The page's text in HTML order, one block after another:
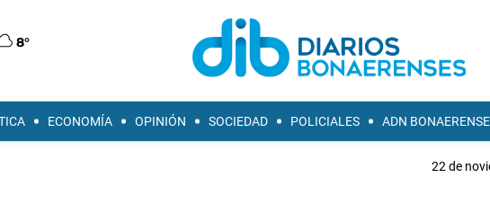
8°
ECONOMÍA OPINIÓN SOCIEDAD POLICIALES ADN BONAERENSE
22 de